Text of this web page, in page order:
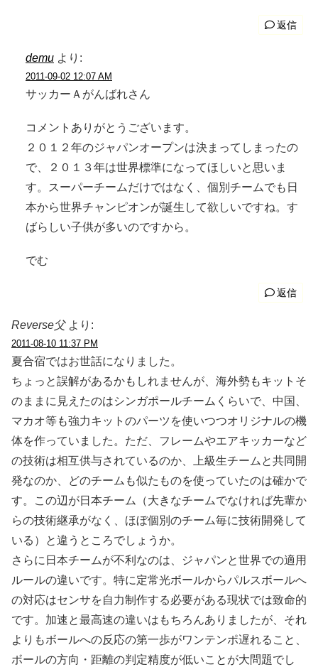
返信
demu より:
2011-09-02 12:07 AM
サッカーＡがんばれさん
コメントありがとうございます。
２０１２年のジャパンオープンは決まってしまったの
で、２０１３年は世界標準になってほしいと思いま
す。スーパーチームだけではなく、個別チームでも日
本から世界チャンピオンが誕生して欲しいですね。す
ばらしい子供が多いのですから。
でむ
返信
Reverse父 より:
2011-08-10 11:37 PM
夏合宿ではお世話になりました。
ちょっと誤解があるかもしれませんが、海外勢もキットそ
のままに見えたのはシンガポールチームくらいで、中国、
マカオ等も強力キットのパーツを使いつつオリジナルの機
体を作っていました。ただ、フレームやエアキッカーなど
の技術は相互供与されているのか、上級生チームと共同開
発なのか、どのチームも似たものを使っていたのは確かで
す。この辺が日本チーム（大きなチームでなければ先輩か
らの技術継承がなく、ほぼ個別のチーム毎に技術開発して
いる）と違うところでしょうか。
さらに日本チームが不利なのは、ジャパンと世界での適用
ルールの違いです。特に定常光ボールからパルスボールへ
の対応はセンサを自力制作する必要がある現状では致命的
です。加速と最高速の違いはもちろんありましたが、それ
よりもボールへの反応の第一歩がワンテンポ遅れること、
ボールの方向・距離の判定精度が低いことが大問題でし